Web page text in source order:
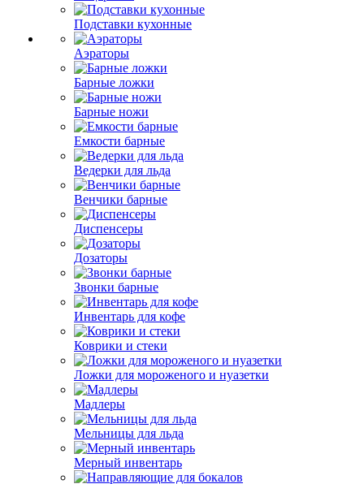
Подставки кухонные
Аэраторы
Барные ложки
Барные ножи
Емкости барные
Ведерки для льда
Венчики барные
Диспенсеры
Дозаторы
Звонки барные
Инвентарь для кофе
Коврики и стеки
Ложки для мороженого и нуазетки
Мадлеры
Мельницы для льда
Мерный инвентарь